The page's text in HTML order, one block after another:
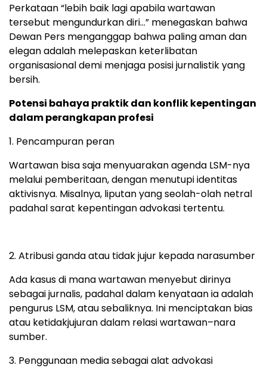
Perkataan “lebih baik lagi apabila wartawan
tersebut mengundurkan diri…” menegaskan bahwa
Dewan Pers menganggap bahwa paling aman dan
elegan adalah melepaskan keterlibatan
organisasional demi menjaga posisi jurnalistik yang
bersih.
Potensi bahaya praktik dan konflik kepentingan
dalam perangkapan profesi
1. Pencampuran peran
Wartawan bisa saja menyuarakan agenda LSM-nya
melalui pemberitaan, dengan menutupi identitas
aktivisnya. Misalnya, liputan yang seolah-olah netral
padahal sarat kepentingan advokasi tertentu.
2. Atribusi ganda atau tidak jujur kepada narasumber
Ada kasus di mana wartawan menyebut dirinya
sebagai jurnalis, padahal dalam kenyataan ia adalah
pengurus LSM, atau sebaliknya. Ini menciptakan bias
atau ketidakjujuran dalam relasi wartawan–nara
sumber.
3. Penggunaan media sebagai alat advokasi